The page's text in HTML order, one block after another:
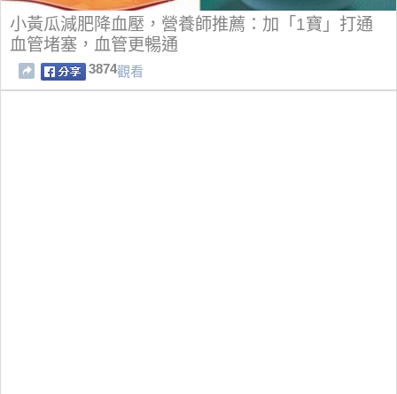
小黃瓜減肥降血壓，營養師推薦：加「1寶」打通
血管堵塞，血管更暢通
3874觀看